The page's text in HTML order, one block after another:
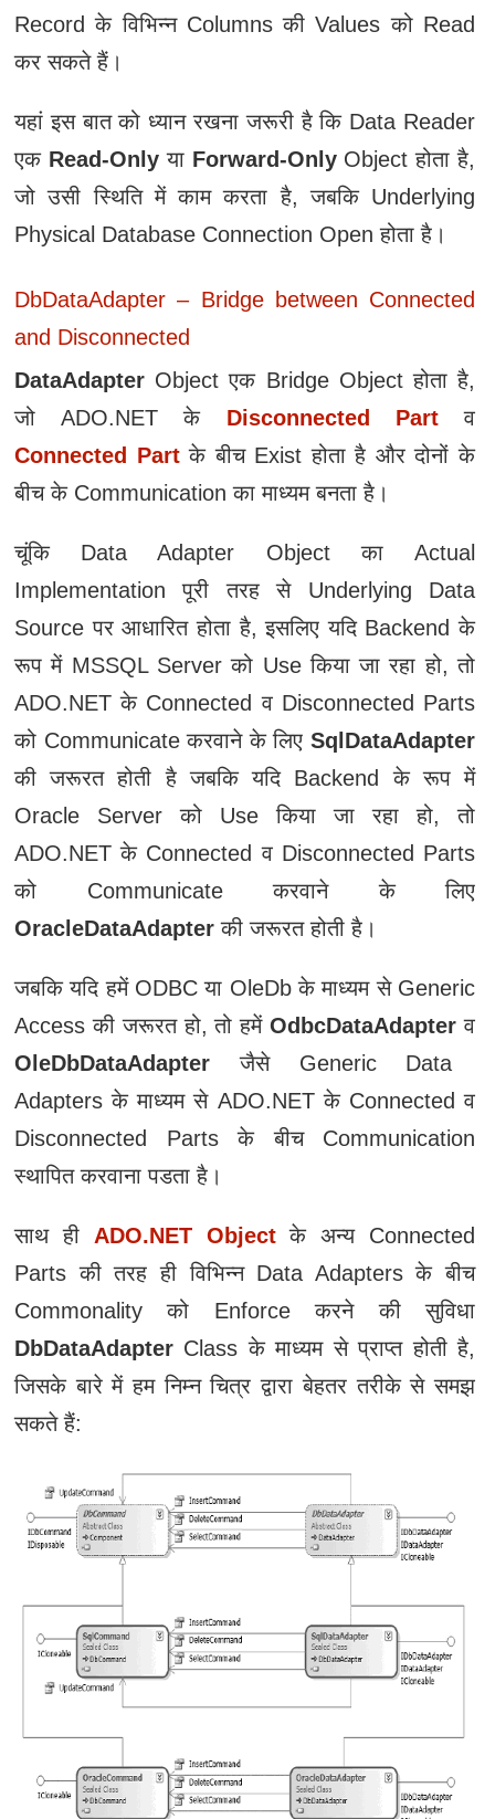
Record के विभिन्न Columns की Values को Read
कर सकते हैं।
यहां इस बात को ध्‍यान रखना जरूरी है कि Data Reader
एकRead-Onlyया Forward-OnlyObject होता है,
जो उसी स्थिति में काम करता है, जबकि Underlying
Physical Database Connection Open होता है।
DbDataAdapter – Bridge between Connected
and Disconnected
DataAdapter Object एक Bridge Object होता है,
जो ADO.NET के Disconnected Partव
Connected Partके बीच Exist होता है और दोनों के
बीच के Communication का माध्‍यम बनता है।
चूंकि Data Adapter Object का Actual
Implementation पूरी तरह से Underlying Data
Source पर आधारित होता है, इसलिए यदि Backend के
रूप में MSSQL Server को Use किया जा रहा हो, तो
ADO.NET के Connected व Disconnected Parts
को Communicate करवाने के लिए SqlDataAdapter
की जरूरत होती है जबकि यदि Backend के रूप में
Oracle Server को Use किया जा रहा हो, तो
ADO.NET के Connected व Disconnected Parts
को Communicate करवाने के लिए
OracleDataAdapter की जरूरत होती है।
जबकि यदि हमें ODBC या OleDb के माध्‍यम से Generic
Access की जरूरत हो, तो हमेंOdbcDataAdapterव
OleDbDataAdapterजैसे Generic Data
Adapters के माध्‍यम से ADO.NET के Connected व
Disconnected Parts के बीच Communication
स्थापित करवाना पडता है।
साथ ही ADO.NET Objectके अन्य Connected
Parts की तरह ही विभिन्न Data Adapters के बीच
Commonality को Enforce करने की सुविधा
DbDataAdapter Class के माध्‍यम से प्राप्त होती है,
जिसके बारे में हम निम्न चित्र द्वारा बेहतर तरीके से समझ
सकते हैं: